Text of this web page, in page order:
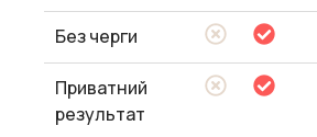
Без черги
Приватний
результат